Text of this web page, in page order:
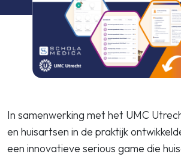
In samenwerking met het UMC
en huisartsen in de praktijk
een innovatieve serious game die